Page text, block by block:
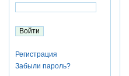
Регистрация
Забыли пароль?